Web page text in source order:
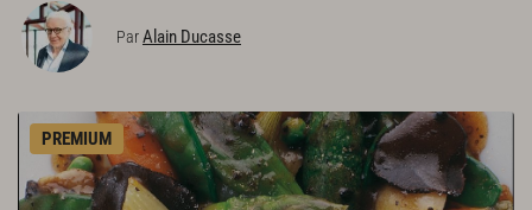
ParAlain Ducasse
PREMIUM